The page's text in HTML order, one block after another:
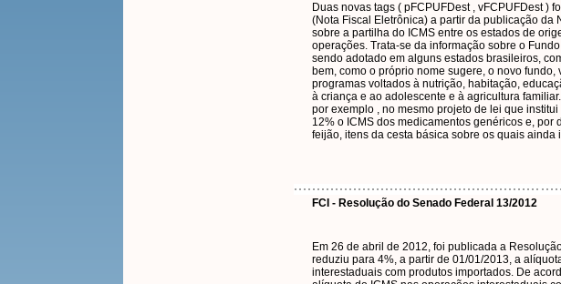
Duas novas tags ( pFCPUFDest , vFCPUFDest )
(Nota Fiscal Eletrônica) a partir da publicação da
sobre a partilha do ICMS entre os estados de
operações. Trata-se da informação sobre o
sendo adotado em alguns estados brasileiros,
bem, como o próprio nome sugere, o novo
programas voltados à nutrição, habitação,
à criança e ao adolescente e à agricultura
por exemplo , no mesmo projeto de lei que
12% o ICMS dos medicamentos genéricos e, por
feijão, itens da cesta básica sobre os quais ainda
FCI - Resolução do Senado Federal 13/2012
Em 26 de abril de 2012, foi publicada a
reduziu para 4%, a partir de 01/01/2013, a
interestaduais com produtos importados. De